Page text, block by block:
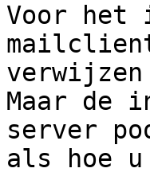
Voor het
Maar de
server
als hoe